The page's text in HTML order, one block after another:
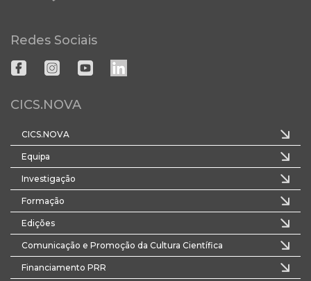
Redes Sociais
CICS.NOVA
CICS.NOVA
Equipa
Investigação
Formação
Edições
Comunicação e Promoção da Cultura Científica
Financiamento PRR